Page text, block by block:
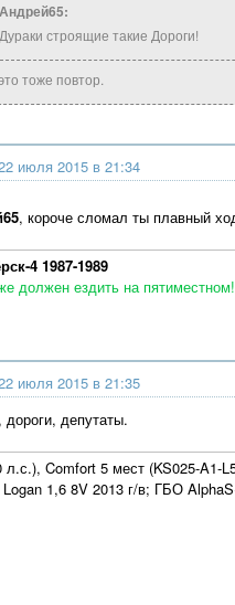
Андрей65:
Дураки строящие такие Дороги!
тоже повтор.
июля 2015 в 21:34
, короче сломал ты плавный
4 1987-1989
должен ездить на пятиместном!
июля 2015 в 21:35
дороги, депутаты.
л.с.), Comfort 5 мест (KS025-A1-
Logan 1,6 8V 2013 г/в; ГБО